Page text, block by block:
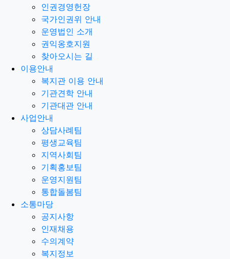
인권경영헌장
국가인권위 안내
운영법인 소개
권익옹호지원
찾아오시는 길
이용안내
복지관 이용 안내
기관견학 안내
기관대관 안내
사업안내
상담사례팀
평생교육팀
지역사회팀
기획홍보팀
운영지원팀
통합돌봄팀
소통마당
공지사항
인재채용
수의계약
복지정보